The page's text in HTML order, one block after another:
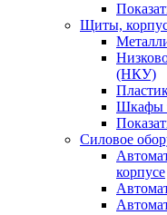
Щиты,
(НКУ)
Шкафы
Силовое
корпусе